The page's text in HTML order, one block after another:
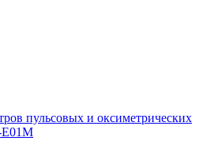
пульсовых и оксиметрических
Е01М